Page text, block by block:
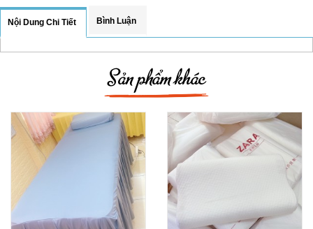
Nội Dung Chi Tiết Bình Luận
Sản phẩm khác